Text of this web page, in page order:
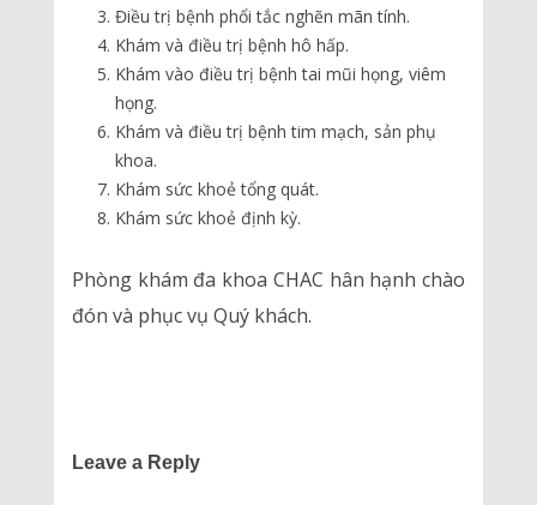
Điều trị bệnh phổi tắc nghẽn mãn tính.
Khám và điều trị bệnh hô hấp.
Khám vào điều trị bệnh tai mũi họng, viêm
họng.
Khám và điều trị bệnh tim mạch, sản phụ
khoa.
Khám sức khoẻ tổng quát.
Khám sức khoẻ định kỳ.
Phòng khám đa khoa CHAC hân hạnh chào
đón và phục vụ Quý khách.
Leave a Reply